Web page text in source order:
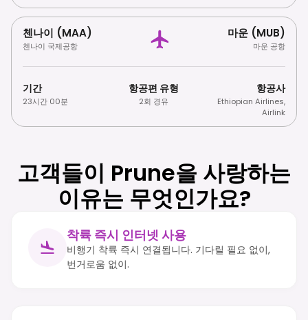
첸나이 (MAA)
첸나이 국제공항
마운 (MUB)
마운 공항
기간
23시간 00분
항공편 유형
2회 경유
항공사
Ethiopian Airlines,
Airlink
고객들이 Prune을 사랑하는
이유는 무엇인가요?
착륙 즉시 인터넷 사용
비행기 착륙 즉시 연결됩니다. 기다릴 필요 없이,
번거로움 없이.